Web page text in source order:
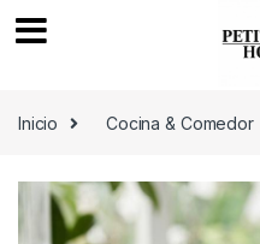
Inicio
Cocina & Comedor